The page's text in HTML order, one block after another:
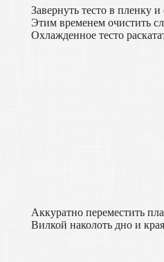
Завернуть тесто в пленку
Этим временем очистить
Охлажденное тесто
Аккуратно переместить
Вилкой наколоть дно и